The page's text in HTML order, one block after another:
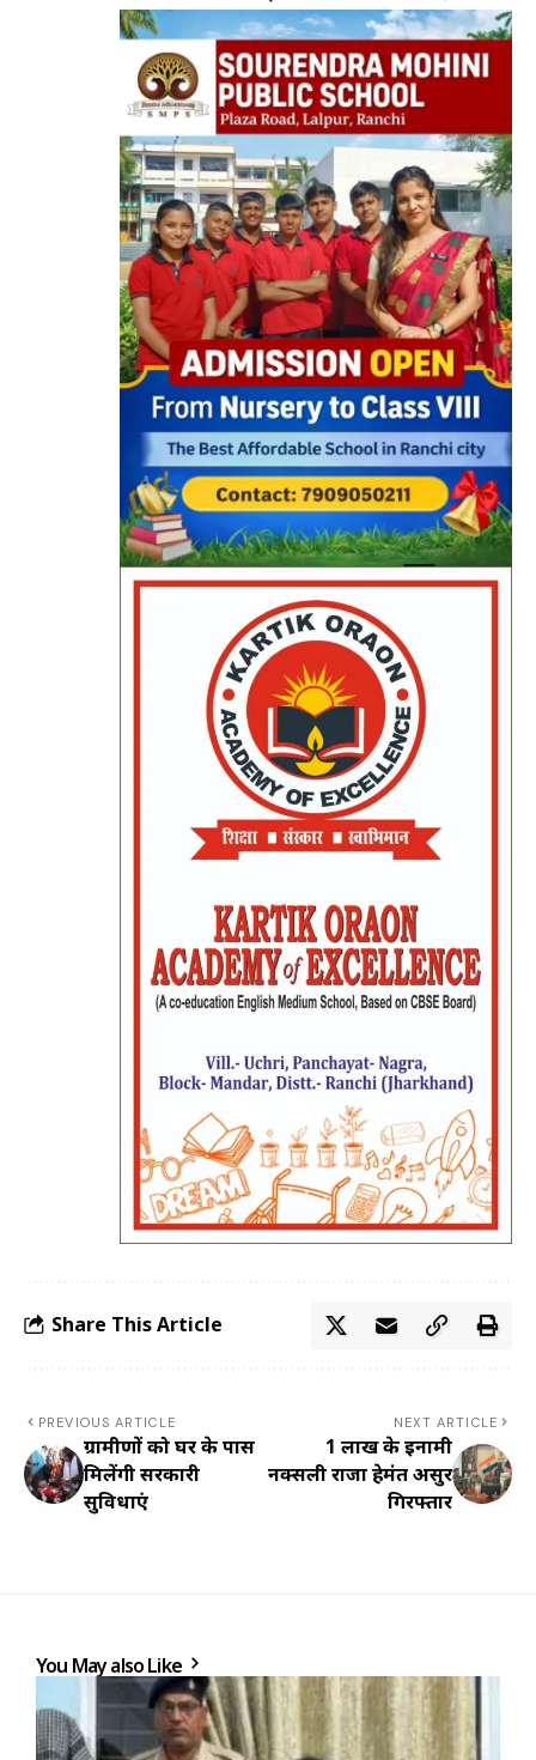
Share This Article
PREVIOUS ARTICLE
ग्रामीणों को घर के पास
मिलेंगी सरकारी
सुविधाएं
NEXT ARTICLE
1 लाख के इनामी
नक्सली राजा हेमंत असुर
गिरफ्तार
You May also Like